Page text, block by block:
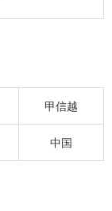
甲信越
中国